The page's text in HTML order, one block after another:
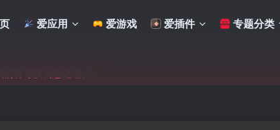
爱应用 爱游戏 爱插件 专题分类
将尽快为您处理。